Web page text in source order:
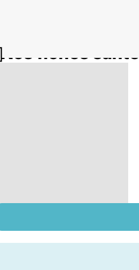
Nos fiches santé
domicile, c'est facile !